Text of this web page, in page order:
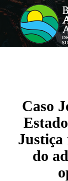
Caso
Justiça
do